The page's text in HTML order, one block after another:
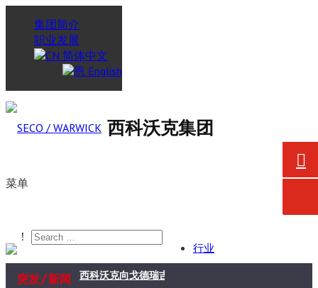
集团简介
职业发展
简体中文
English
西科沃克集团
菜单
行业
！
突发/新闻西科沃克向戈德瑞吉企业集团航空航天业务交付真空炉